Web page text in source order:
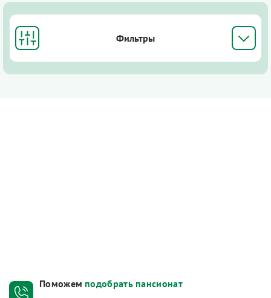
Фильтры
Поможем подобрать пансионат